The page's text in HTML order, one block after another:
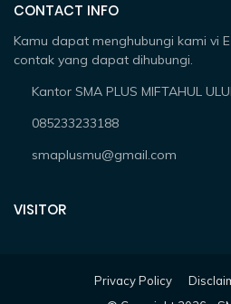
CONTACT INFO
Kamu dapat menghubungi kami vi
contak yang dapat dihubungi.
Kantor SMA PLUS MIFTAHUL
085233233188
smaplusmu@gmail.com
VISITOR
Privacy Policy